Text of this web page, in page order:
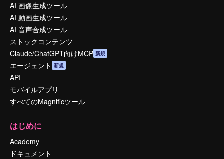
AI 画像生成ツール
AI 動画生成ツール
AI 音声合成ツール
ストックコンテンツ
Claude/ChatGPT向けMCP 新規
エージェント 新規
API
モバイルアプリ
すべてのMagnificツール
はじめに
Academy
ドキュメント